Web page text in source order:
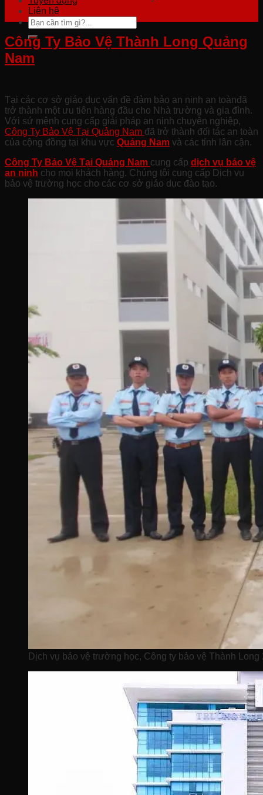
Liên hệ
Công Ty Bảo Vệ Thành Long Quảng
Nam
Tại các cơ sở giáo dục vấn đề đảm bảo an ninh an toànđã
trở thành một ưu tiên hàng đầu cho Nhà trường và gia đình.
Với sứ mệnh cung cấp giải pháp an ninh chuyên nghiệp,
Công Ty Bảo Vệ Tại Quảng Nam đã trở thành đối tác an toàn
của cộng đồng tại khu vực Quảng Nam và các tỉnh lân cận.
Công Ty Bảo Vệ Tại Quảng Nam cung cấp dịch vụ bảo vệ
an ninh cho mọi khách hàng. Chúng tôi cung cấp Dịch vụ
bảo vệ trường học cho các cơ sở giáo dục đào tạo.
Dịch vụ bảo vệ trường học, Công ty bảo vệ Thành Long